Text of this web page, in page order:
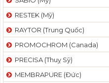
RESTEK (Mỹ)
RAYTOR (Trung Quốc)
PROMOCHROM (Canada)
PRECISA (Thuỵ Sỹ)
MEMBRAPURE (Đức)